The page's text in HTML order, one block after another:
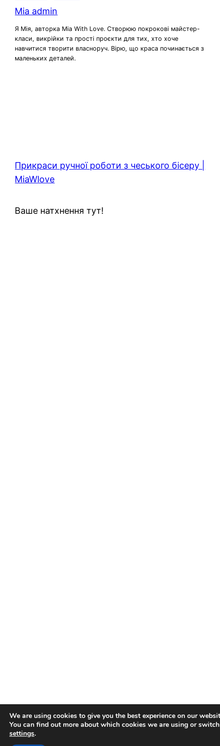
Mia admin
Я Мія, авторка Mia With Love. Створюю покрокові майстер-
класи, викрійки та прості проєкти для тих, хто хоче
навчитися творити власноруч. Вірю, що краса починається з
маленьких деталей.
Прикраси ручної роботи з чеського бісеру |
MiaWlove
Ваше натхнення тут!
We are using cookies to give you the best experience on our
You can find out more about which cookies we are using or
settings.